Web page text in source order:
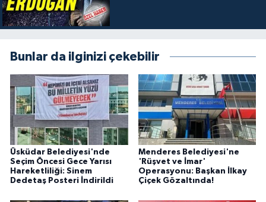
Bunlar da ilginizi çekebilir
Üsküdar Belediyesi'nde
Seçim Öncesi Gece Yarısı
Hareketliliği: Sinem
Dedetaş Posteri İndirildi
Menderes Belediyesi'ne
'Rüşvet ve İmar'
Operasyonu: Başkan İlkay
Çiçek Gözaltında!